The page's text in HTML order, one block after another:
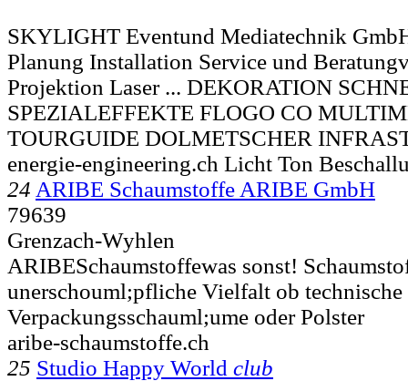
SKYLIGHT Eventund Mediatechnik
Planung Installation Service und
Projektion Laser ... DEKORATION
SPEZIALEFFEKTE FLOGO CO
TOURGUIDE DOLMETSCHER
energie-engineering.ch Licht Ton
24 ARIBE Schaumstoffe ARIBE GmbH
79639
Grenzach-Wyhlen
ARIBESchaumstoffewas sonst!
unerschouml;pfliche Vielfalt ob technische
Verpackungsschauml;ume oder Polster
aribe-schaumstoffe.ch
25 Studio Happy World club